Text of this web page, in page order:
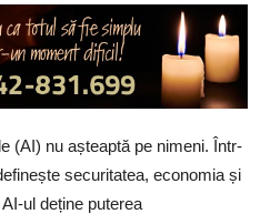
(AI) nu așteaptă pe nimeni. Într-
securitatea, economia și
ul deține puterea